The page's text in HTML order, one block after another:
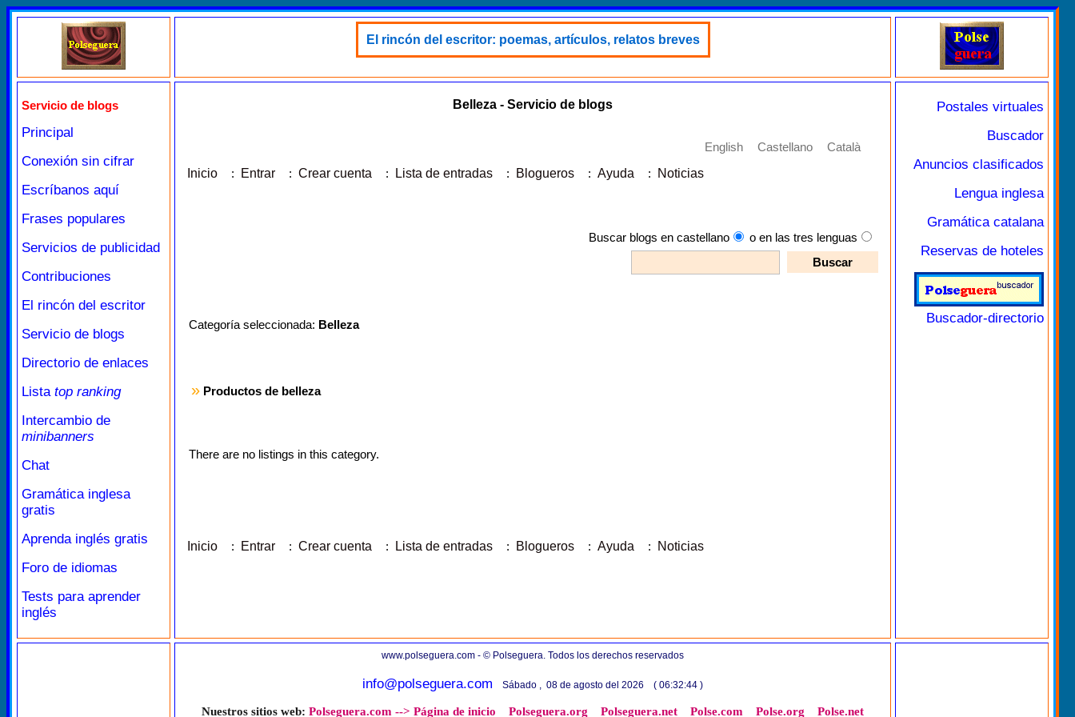
El rincón del escritor: poemas, artículos, relatos breves
Servicio de blogs
Principal
Conexión sin cifrar
Escríbanos aquí
Frases populares
Servicios de publicidad
Contribuciones
El rincón del escritor
Servicio de blogs
Directorio de enlaces
Lista top ranking
Intercambio de
minibanners
Chat
Gramática inglesa
gratis
Aprenda inglés gratis
Foro de idiomas
Tests para aprender
inglés
Belleza - Servicio de blogs
English Castellano
Català
Inicio
: Entrar : Crear cuenta : Lista de entradas : Blogueros : Ayuda : Noticias
Buscar blogs en castellano o en las tres lenguas
Categoría seleccionada: Belleza
» Productos de belleza
There are no listings in this category.
Inicio : Entrar : Crear cuenta : Lista de entradas : Blogueros : Ayuda : Noticias
Postales virtuales
Buscador
Anuncios clasificados
Lengua inglesa
Gramática catalana
Reservas de hoteles
Buscador-directorio
www.polseguera.com - © Polseguera. Todos los derechos reservados
info@polseguera.com Sábado , 08 de agosto del 2026 ( 06:32:44 )
Nuestros sitios web: Polseguera.com --> Página de inicio Polseguera.org Polseguera.net Polse.com Polse.org Polse.net